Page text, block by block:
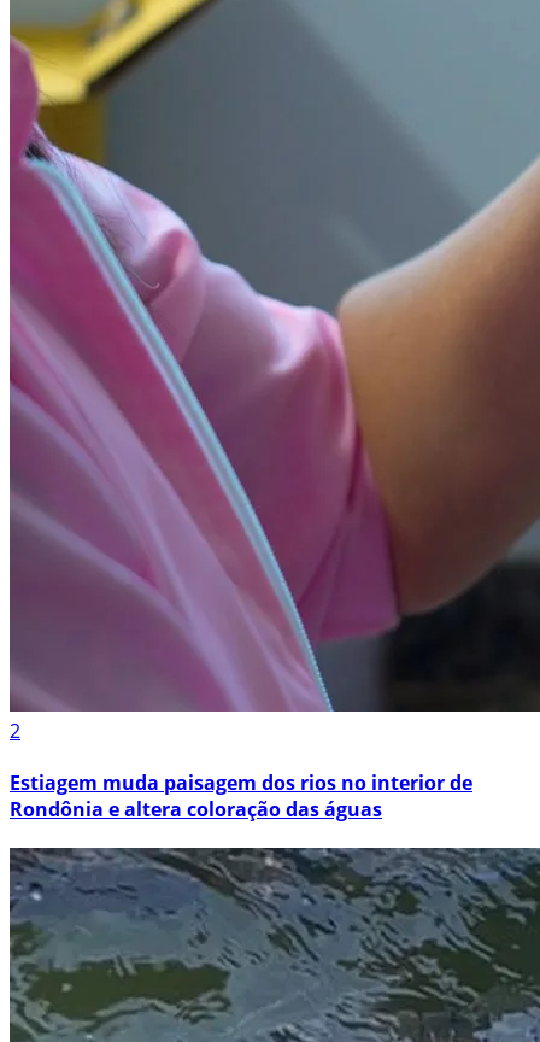
2
Estiagem muda paisagem dos rios no interior de
Rondônia e altera coloração das águas